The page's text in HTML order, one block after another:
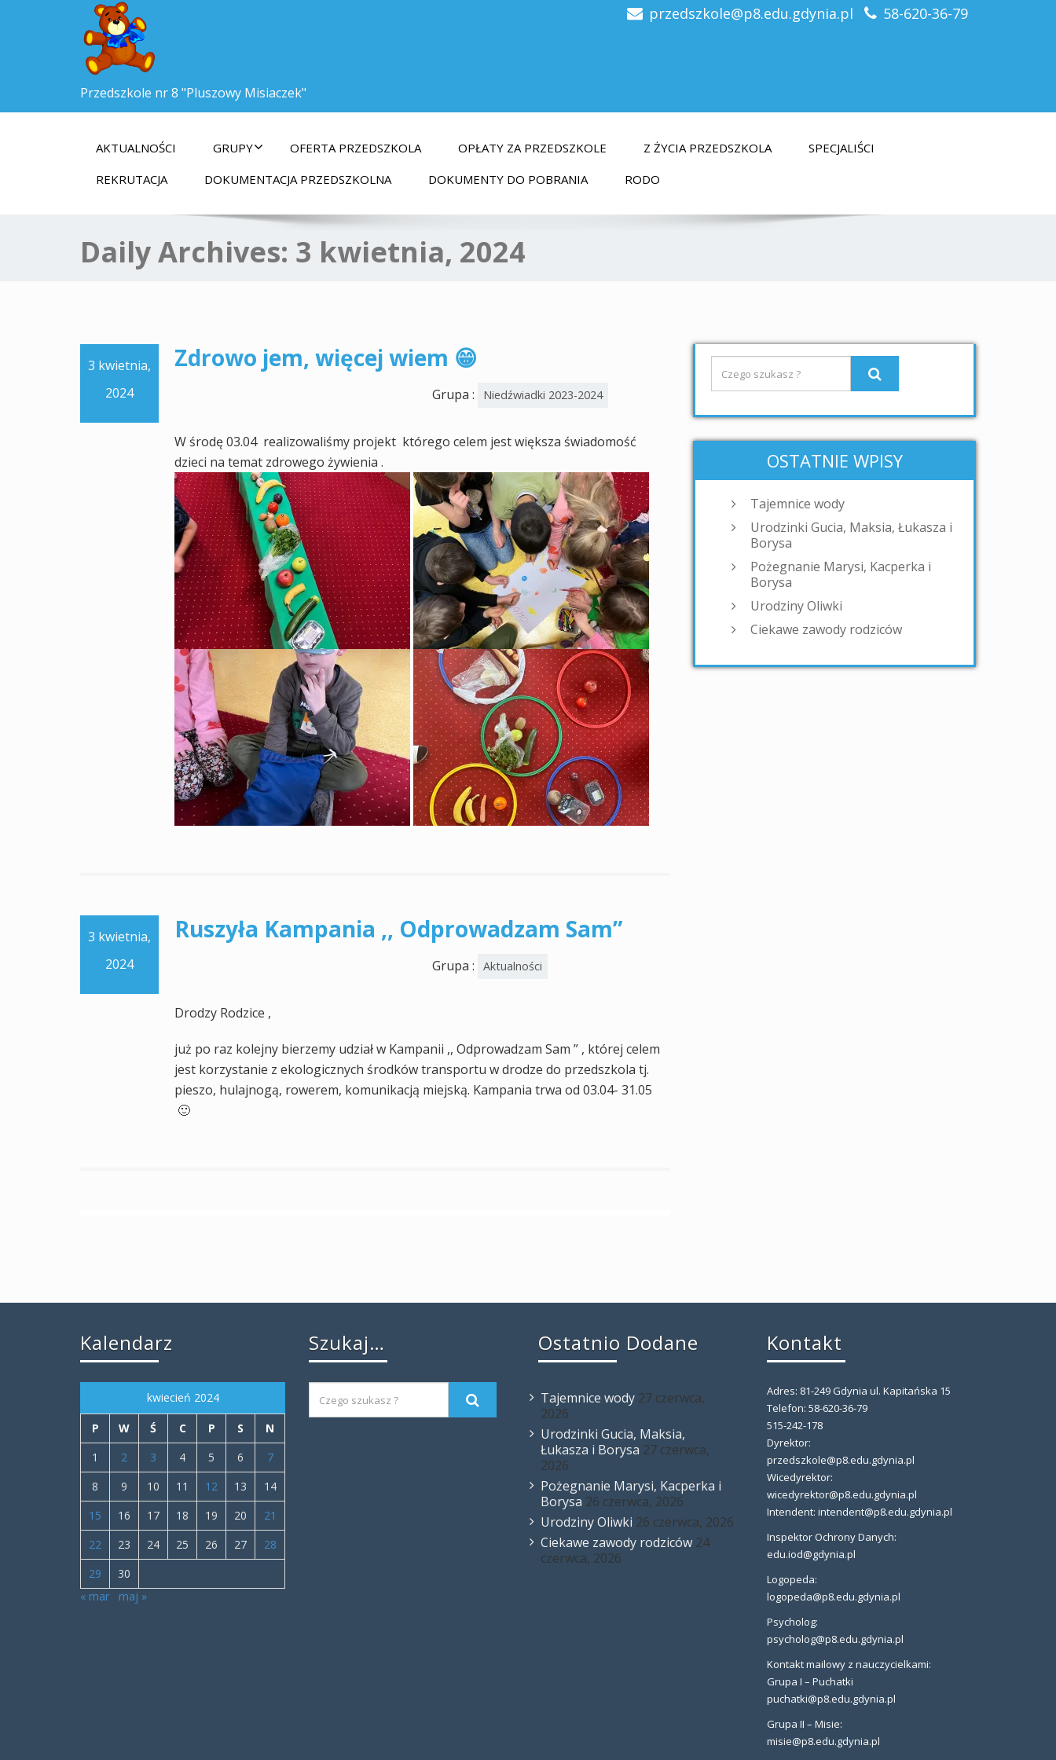
Przedszkole nr 8 "Pluszowy Misiaczek"
przedszkole@p8.edu.gdynia.pl 58-620-36-79
AKTUALNOŚCI GRUPY OFERTA PRZEDSZKOLA OPŁATY ZA PRZEDSZKOLE Z ŻYCIA PRZEDSZKOLA
SPECJALIŚCI
REKRUTACJA
DOKUMENTACJA PRZEDSZKOLNA DOKUMENTY DO POBRANIA RODO
Daily Archives: 3 kwietnia, 2024
3 kwietnia,
2024
Zdrowo jem, więcej wiem 😁
Grupa : Niedźwiadki 2023-2024
W środę 03.04 realizowaliśmy projekt którego celem jest większa świadomość
dzieci na temat zdrowego żywienia .
3 kwietnia,
2024
Ruszyła Kampania ,, Odprowadzam Sam”
Grupa : Aktualności
Drodzy Rodzice ,
już po raz kolejny bierzemy udział w Kampanii ,, Odprowadzam Sam ” , której celem
jest korzystanie z ekologicznych środków transportu w drodze do przedszkola tj.
pieszo, hulajnogą, rowerem, komunikacją miejską. Kampania trwa od 03.04- 31.05
🙂
OSTATNIE WPISY
Tajemnice wody
Urodzinki Gucia, Maksia, Łukasza i
Borysa
Pożegnanie Marysi, Kacperka i
Borysa
Urodziny Oliwki
Ciekawe zawody rodziców
Kalendarz
kwiecień 2024
P W Ś C P S
N
1
2 3 4 5 6
7
8
9 10 11 12 13
14
15
16 17 18 19 20
21
22
23 24 25 26 27
28
29
30
« mar
maj »
Szukaj… Ostatnio Dodane
Tajemnice wody 27 czerwca,
2026
Urodzinki Gucia, Maksia,
Łukasza i Borysa 27 czerwca,
2026
Pożegnanie Marysi, Kacperka i
Borysa 26 czerwca, 2026
Urodziny Oliwki 26 czerwca, 2026
Ciekawe zawody rodziców 24
czerwca, 2026
Kontakt
Adres: 81-249 Gdynia ul. Kapitańska 15
Telefon: 58-620-36-79
515-242-178
Dyrektor:
przedszkole@p8.edu.gdynia.pl
Wicedyrektor:
wicedyrektor@p8.edu.gdynia.pl
Intendent: intendent@p8.edu.gdynia.pl
Inspektor Ochrony Danych:
edu.iod@gdynia.pl
Logopeda:
logopeda@p8.edu.gdynia.pl
Psycholog:
psycholog@p8.edu.gdynia.pl
Kontakt mailowy z nauczycielkami:
Grupa I – Puchatki
puchatki@p8.edu.gdynia.pl
Grupa II – Misie:
misie@p8.edu.gdynia.pl